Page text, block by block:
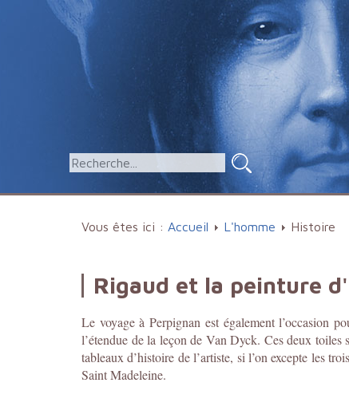
Vous êtes ici : Accueil L'homme Histoire
Rigaud et la peinture
Le voyage à Perpignan est également l’occasion
l’étendue de la leçon de Van Dyck. Ces deux toiles
tableaux d’histoire de l’artiste, si l’on excepte les
Saint Madeleine.